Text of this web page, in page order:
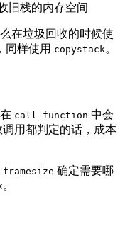
旧栈的内存空间
在垃圾回收的时候使
同样使用 copystack。
call function 中会
调用都判定的话，成本
确定需要哪
。